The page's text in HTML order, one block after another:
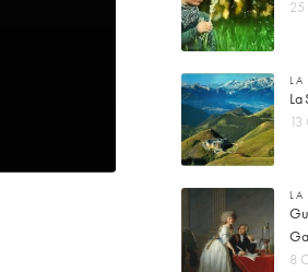
25
LA
La
LA
8